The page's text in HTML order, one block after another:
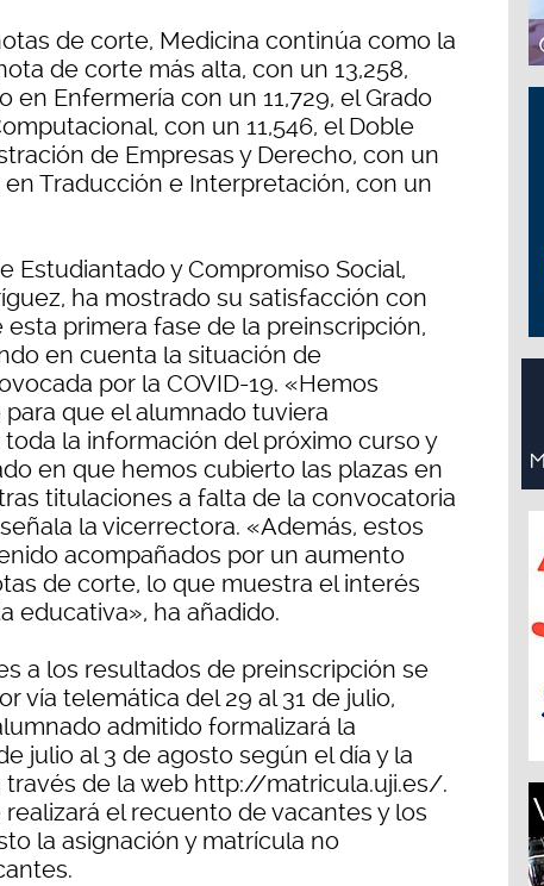
de corte, Medicina continúa como la
de corte más alta, con un 13,258,
en Enfermería con un 11,729, el Grado
con un 11,546, el Doble
de Empresas y Derecho, con un
en Traducción e Interpretación, con un
Estudiantado y Compromiso Social,
ha mostrado su satisfacción con
primera fase de la preinscripción,
en cuenta la situación de
por la COVID-19. «Hemos
que el alumnado tuviera
la información del próximo curso y
en que hemos cubierto las plazas en
titulaciones a falta de la convocatoria
la vicerrectora. «Además, estos
acompañados por un aumento
de corte, lo que muestra el interés
educativa», ha añadido.
a los resultados de preinscripción se
vía telemática del 29 al 31 de julio,
admitido formalizará la
julio al 3 de agosto según el día y la
través de la web http://matricula.uji.es/.
realizará el recuento de vacantes y los
la asignación y matrícula no